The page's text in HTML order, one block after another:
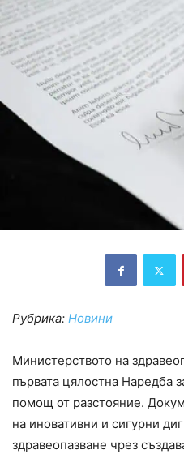
Рубрика: Новини
Министерството на
първата цялостна Наредба
помощ от разстояние.
на иновативни и сигурни
здравеопазване чрез